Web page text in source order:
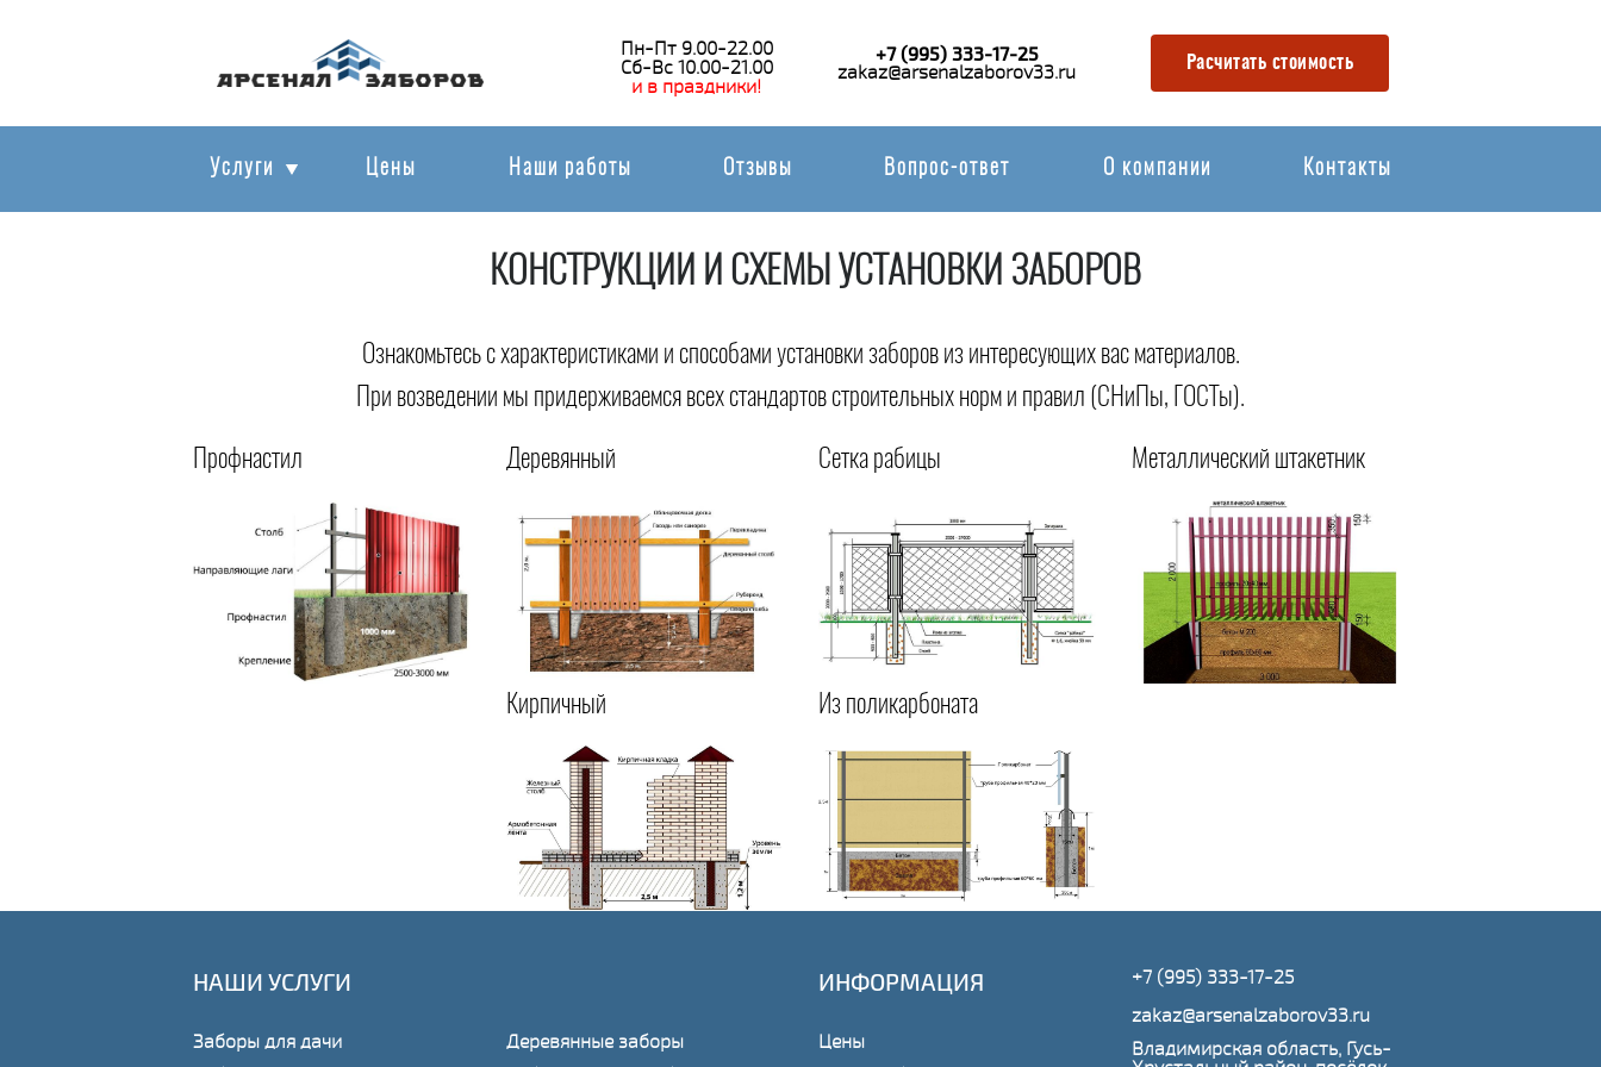
Пн-Пт 9.00-22.00
Сб-Вс 10.00-21.00
и в праздники!
+7 (995) 333-17-25
zakaz@arsenalzaborov33.ru Расчитать стоимость
Услуги Цены Наши работы Отзывы Вопрос-ответ О компании Контакты
КОНСТРУКЦИИ И СХЕМЫ УСТАНОВКИ ЗАБОРОВ
Ознакомьтесь с характеристиками и способами установки заборов из интересующих вас материалов.
При возведении мы придерживаемся всех стандартов строительных норм и правил (СНиПы, ГОСТы).
Профнастил Деревянный Сетка рабицы Металлический штакетник
Кирпичный Из поликарбоната
НАШИ УСЛУГИ
Заборы для дачи
Деревянные заборы
ИНФОРМАЦИЯ
Цены
+7 (995) 333-17-25
zakaz@arsenalzaborov33.ru
Владимирская область, Гусь-